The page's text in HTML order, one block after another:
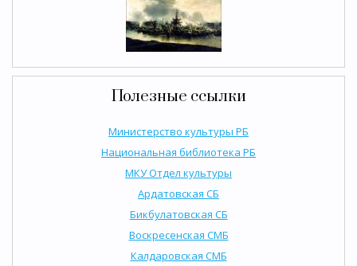
Полезные ссылки
Министерство культуры РБ
Национальная библиотека РБ
МКУ Отдел культуры
Ардатовская СБ
Бикбулатовская СБ
Воскресенская СМБ
Калдаровская СМБ